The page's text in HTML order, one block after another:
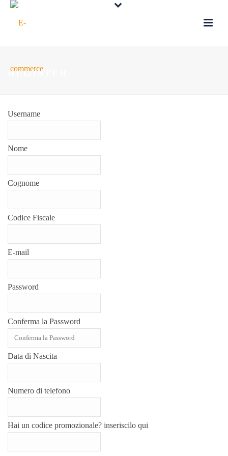
REGISTER
Username
Nome
Cognome
Codice Fiscale
E-mail
Password
Conferma la Password
Data di Nascita
Numero di telefono
Hai un codice promozionale? inseriscilo qui